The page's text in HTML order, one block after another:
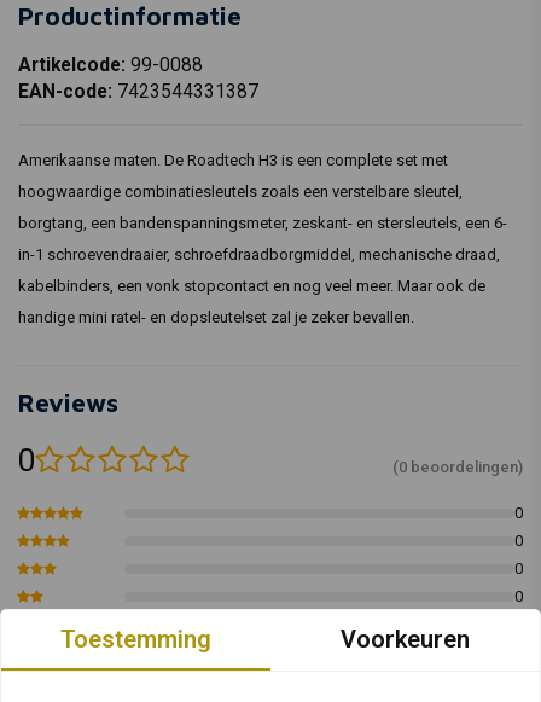
Productinformatie
Artikelcode: 99-0088
EAN-code: 7423544331387
Amerikaanse maten. De Roadtech H3 is een complete set met
hoogwaardige combinatiesleutels zoals een verstelbare sleutel,
borgtang, een bandenspanningsmeter, zeskant- en stersleutels, een 6-
in-1 schroevendraaier, schroefdraadborgmiddel, mechanische draad,
kabelbinders, een vonk stopcontact en nog veel meer. Maar ook de
handige mini ratel- en dopsleutelset zal je zeker bevallen.
Reviews
0 (0 beoordelingen)
0
0
0
0
Toestemming Voorkeuren